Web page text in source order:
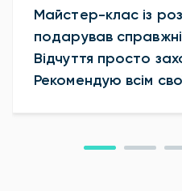
Майстер-клас із
подарував
Відчуття просто
Рекомендую всім